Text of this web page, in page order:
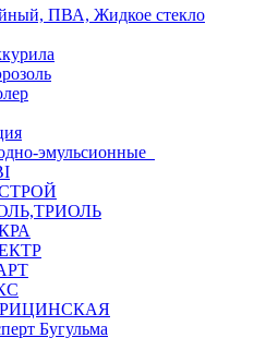
ПВА, Жидкое стекло
эмульсионные
Бугульма